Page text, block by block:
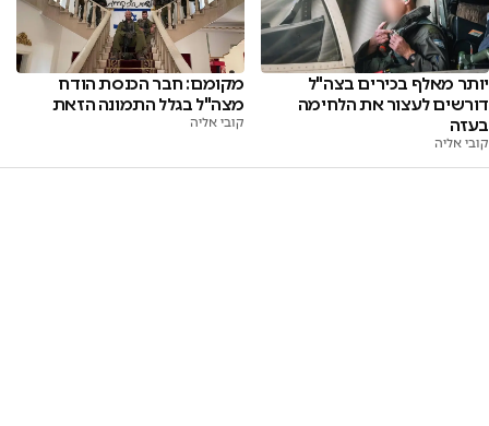
יותר מאלף בכירים בצה"ל
דורשים לעצור את הלחימה
בעזה
קובי אליה
מקומם: חבר הכנסת הודח
מצה"ל בגלל התמונה הזאת
קובי אליה